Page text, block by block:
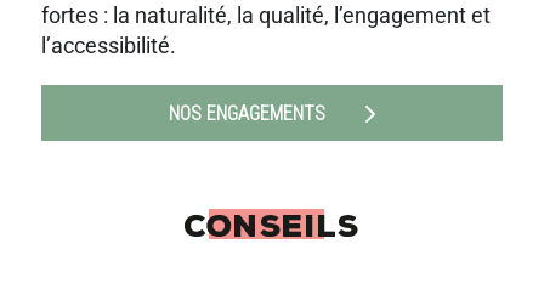
fortes : la naturalité, la qualité, l’engagement et
l’accessibilité.
NOS ENGAGEMENTS
CONSEILS